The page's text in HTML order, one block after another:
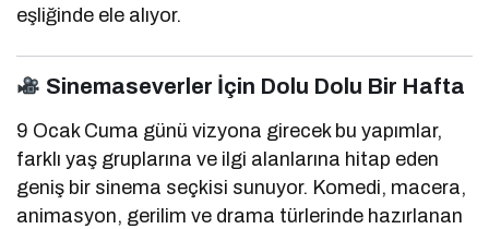
eşliğinde ele alıyor.
Sinemaseverler İçin Dolu Dolu Bir Hafta
9 Ocak Cuma günü vizyona girecek bu yapımlar,
farklı yaş gruplarına ve ilgi alanlarına hitap eden
geniş bir sinema seçkisi sunuyor. Komedi, macera,
animasyon, gerilim ve drama türlerinde hazırlanan